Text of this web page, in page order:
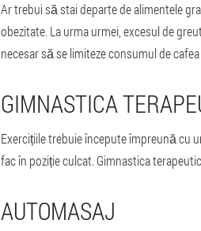
Ar trebui să stai departe de alimentele
obezitate. La urma urmei, excesul de
necesar să se limiteze consumul de
GIMNASTICA
Exercițiile trebuie începute împreună cu
fac în poziție culcat. Gimnastica
AUTOMASAJ